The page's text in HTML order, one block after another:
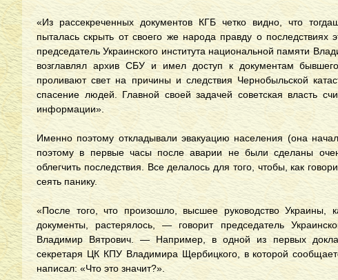
«Из рассекреченных документов КГБ четко видно, что
пыталась скрыть от своего же народа правду о последствиях
председатель Украинского института национальной памяти
возглавлял архив СБУ и имел доступ к документам
проливают свет на причины и следствия Чернобыльской
спасение людей. Главной своей задачей советская власть
информации».
Именно поэтому откладывали эвакуацию населения (она
поэтому в первые часы после аварии не были сделаны
облегчить последствия. Все делалось для того, чтобы, как
сеять панику.
«После того, что произошло, высшее руководство Украины,
документы, растерялось, — говорит председатель
Владимир Вятрович. — Например, в одной из первых
секретаря ЦК КПУ Владимира Щербицкого, в которой
написал: «Что это значит?».